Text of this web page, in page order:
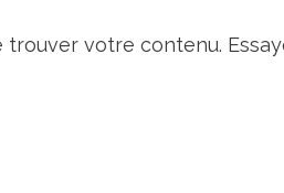
votre contenu.